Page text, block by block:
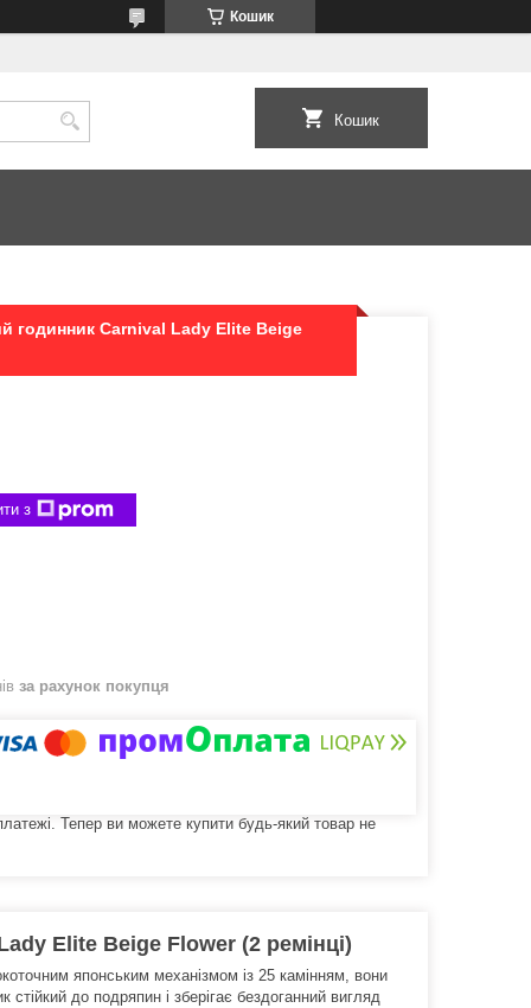
Кошик
Кошик
годинник Carnival Lady Elite Beige
з
за рахунок покупця
Тепер ви можете купити будь-який товар не
Elite Beige Flower (2 ремінці)
японським механізмом із 25 камінням, вони
до подряпин і зберігає бездоганний вигляд